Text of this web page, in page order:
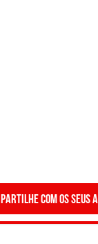
Partilhe com os seus